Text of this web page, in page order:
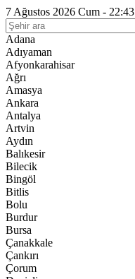
7 Ağustos 2026 Cum - 22:43
Adana
Adıyaman
Afyonkarahisar
Ağrı
Amasya
Ankara
Antalya
Artvin
Aydın
Balıkesir
Bilecik
Bingöl
Bitlis
Bolu
Burdur
Bursa
Çanakkale
Çankırı
Çorum